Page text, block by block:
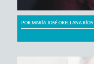
PORMARÍA JOSÉ ORELLANA RÍOS